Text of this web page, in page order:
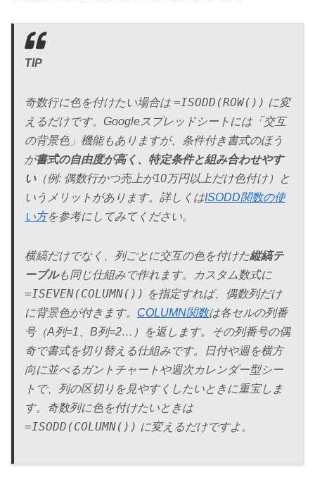
TIP
奇数行に色を付けたい場合は=ISODD(ROW()) に変
えるだけです。Googleスプレッドシートには「交互
の背景色」機能もありますが、条件付き書式のほう
が書式の自由度が高く、特定条件と組み合わせやす
い（例: 偶数行かつ売上が10万円以上だけ色付け）と
いうメリットがあります。詳しくはISODD関数の使
い方を参考にしてみてください。
横縞だけでなく、列ごとに交互の色を付けた縦縞テ
ーブルも同じ仕組みで作れます。カスタム数式に
=ISEVEN(COLUMN()) を指定すれば、偶数列だけ
に背景色が付きます。 COLUMN関数は各セルの列番
号（A列=1、B列=2…）を返します。その列番号の偶
奇で書式を切り替える仕組みです。日付や週を横方
向に並べるガントチャートや週次カレンダー型シー
トで、列の区切りを見やすくしたいときに重宝しま
す。奇数列に色を付けたいときは
=ISODD(COLUMN()) に変えるだけですよ。